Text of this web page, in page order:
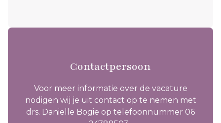
Contactpersoon
Voor meer informatie over de vacature
nodigen wij je uit contact op te nemen met
drs. Danielle Bogie op telefoonnummer 06